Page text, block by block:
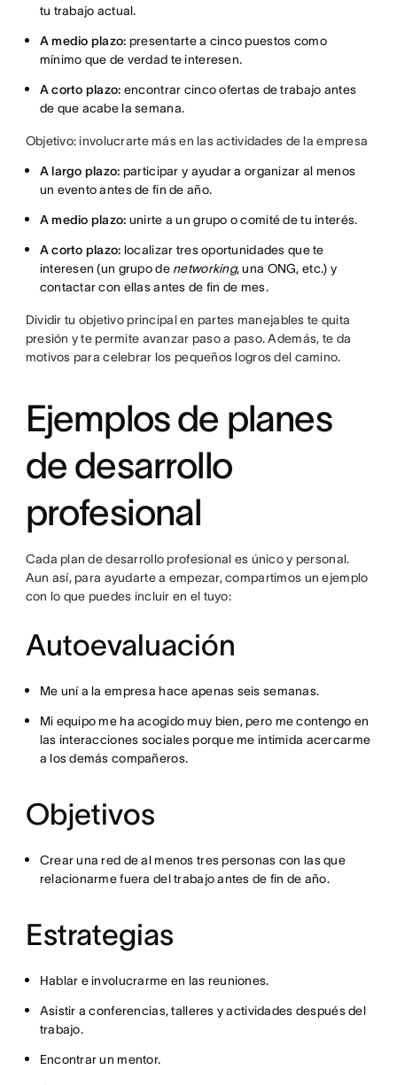
tu trabajo actual.
A medio plazo: presentarte a cinco puestos como
mínimo que de verdad te interesen.
A corto plazo: encontrar cinco ofertas de trabajo antes
de que acabe la semana.
Objetivo: involucrarte más en las actividades de la empresa
A largo plazo: participar y ayudar a organizar al menos
un evento antes de fin de año.
A medio plazo: unirte a un grupo o comité de tu interés.
A corto plazo: localizar tres oportunidades que te
interesen (un grupo de networking, una ONG, etc.) y
contactar con ellas antes de fin de mes.
Dividir tu objetivo principal en partes manejables te quita
presión y te permite avanzar paso a paso. Además, te da
motivos para celebrar los pequeños logros del camino.
Ejemplos de planes
de desarrollo
profesional
Cada plan de desarrollo profesional es único y personal.
Aun así, para ayudarte a empezar, compartimos un ejemplo
con lo que puedes incluir en el tuyo:
Autoevaluación
Me uní a la empresa hace apenas seis semanas.
Mi equipo me ha acogido muy bien, pero me contengo en
las interacciones sociales porque me intimida acercarme
a los demás compañeros.
Objetivos
Crear una red de al menos tres personas con las que
relacionarme fuera del trabajo antes de fin de año.
Estrategias
Hablar e involucrarme en las reuniones.
Asistir a conferencias, talleres y actividades después del
trabajo.
Encontrar un mentor.